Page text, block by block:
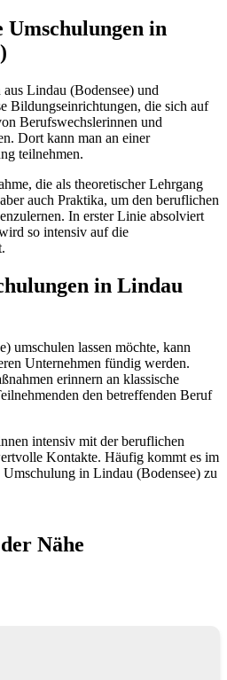
in
Lindau (Bodensee) und
Bildungseinrichtungen, die sich auf
Berufswechslerinnen und
Dort kann man an einer
teilnehmen.
die als theoretischer Lehrgang
auch Praktika, um den beruflichen
In erster Linie absolviert
so intensiv auf die
in Lindau
umschulen lassen möchte, kann
Unternehmen fündig werden.
erinnern an klassische
den betreffenden Beruf
intensiv mit der beruflichen
Kontakte. Häufig kommt es im
in Lindau (Bodensee) zu
Nähe